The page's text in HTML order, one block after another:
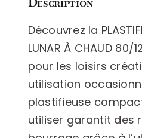
à
chaud
80/125mc
a4
vitesse
300mm/min
température
non
Découvrez la
LUNAR À CHAUD
pour les loisirs
utilisation
plastifieuse
utiliser garantit des